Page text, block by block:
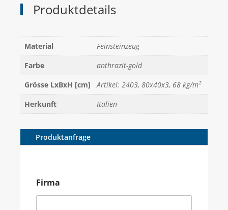
Produktdetails
Material
Feinsteinzeug
Farbe
anthrazit-gold
Grösse LxBxH [cm]
Artikel: 2403, 80x40x3, 68 kg/m²
Herkunft
Italien
Produktanfrage
Firma